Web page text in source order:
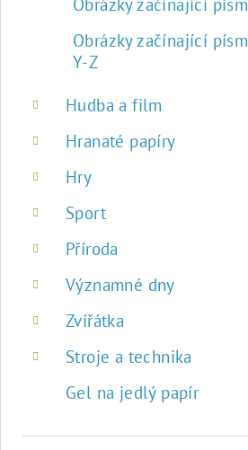
Obrázky začínající
Obrázky začínající
Y-Z
Hudba a film
Hranaté papíry
Hry
Sport
Příroda
Významné dny
Zvířátka
Stroje a technika
Gel na jedlý papír